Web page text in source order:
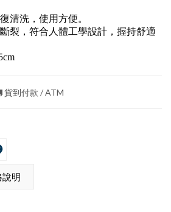
清洗，使用方便。
裂，符合人體工學設計，握持舒適
貨到付款 / ATM
說明